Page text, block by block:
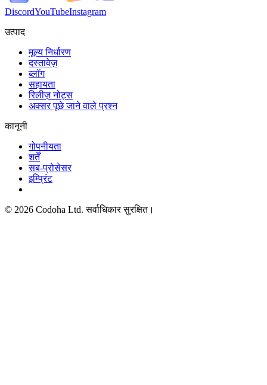
DiscordYouTubeInstagram
उत्पाद
मूल्य निर्धारण
दस्तावेज़
ब्लॉग
सहायता
रिलीज़ नोट्स
अक्सर पूछे जाने वाले प्रश्न
कानूनी
गोपनीयता
शर्तें
सब-प्रोसेसर
इम्प्रिंट
© 2026 Codoha Ltd.सर्वाधिकार सुरक्षित।